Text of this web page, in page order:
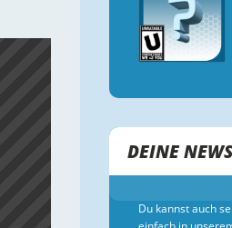
DEINE NEWS
Du kannst auch